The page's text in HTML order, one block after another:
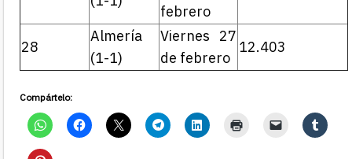
febrero
28
Almería
(1-1)
Viernes 27
de febrero
12.403
Compártelo: